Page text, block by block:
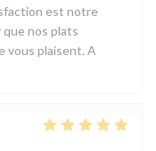
est notre
nos plats
vous plaisent. A